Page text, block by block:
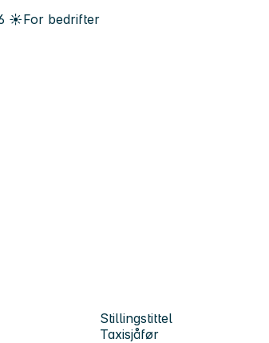
☀️For bedrifter
Stillingstittel
Taxisjåfør